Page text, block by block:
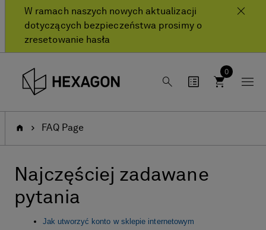
text.skipToContent
text.skipToNavigation
W ramach naszych nowych aktualizacji
dotyczących bezpieczeństwa prosimy o
zresetowanie hasła
0
StronaFAQ Page
Najczęściej zadawane
pytania
Jak utworzyć konto w sklepie internetowym